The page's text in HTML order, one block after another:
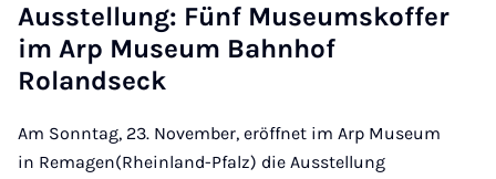
Ausstellung: Fünf Museumskoffer
im Arp Museum Bahnhof
Rolandseck
Am Sonntag, 23. November, eröffnet im Arp Museum
in Remagen(Rheinland-Pfalz) die Ausstellung